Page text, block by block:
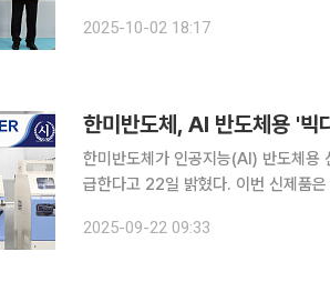
안 한미반도체는 한미타이완 대만 현
2025-10-02 18:17
한미반도체, AI 반도체용 '빅
한미반도체가 인공지능(AI) 반도체용
급한다고 22일 밝혔다. 이번 신제품은 한미반도체가 AI 반도체 시장에서 고대역폭메모리(HBM)에
'빅다이 FC 본더'는 75mm×75mm
2025-09-22 09:33